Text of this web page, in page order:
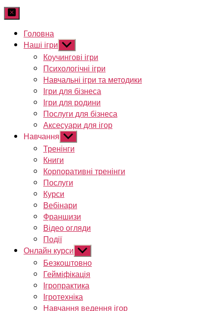
Головна
Наші ігри Показати
підменю
Коучингові ігри
Психологічні ігри
Навчальні ігри та методики
Ігри для бізнеса
Ігри для родини
Послуги для бізнеса
Аксесуари для ігор
Навчання Показати
підменю
Тренінги
Книги
Корпоративні тренінги
Послуги
Курси
Вебінари
Франшизи
Відео огляди
Події
Онлайн курси Показати
підменю
Безкоштовно
Гейміфікація
Ігропрактика
Ігротехніка
Навчання ведення ігор